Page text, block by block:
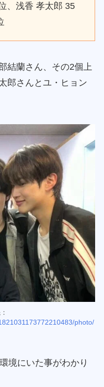
、浅香 孝太郎 35
結蘭さん、その2個上
郎さんとユ・ヒョン
photo/
境にいた事がわかり